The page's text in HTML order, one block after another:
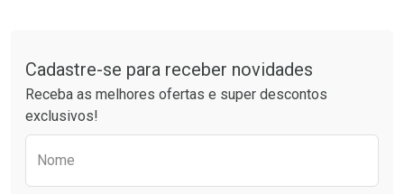
Por R$ 20,24/cada
Por R$ 37,25/cada
Cadastre-se para receber novidades
Receba as melhores ofertas e super descontos
exclusivos!
Nome